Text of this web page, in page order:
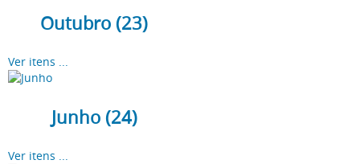
Outubro (23)
Ver itens ...
Junho (24)
Ver itens ...